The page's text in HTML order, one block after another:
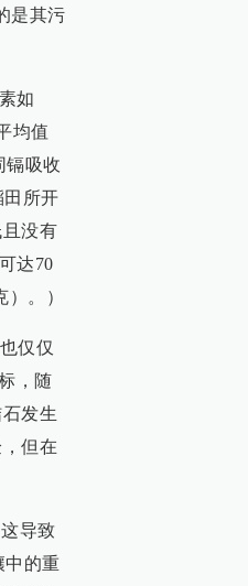
是其污
如
均值
镉吸收
田所开
没有
达70
。）
仅仅
，随
发生
但在
导致
中的重